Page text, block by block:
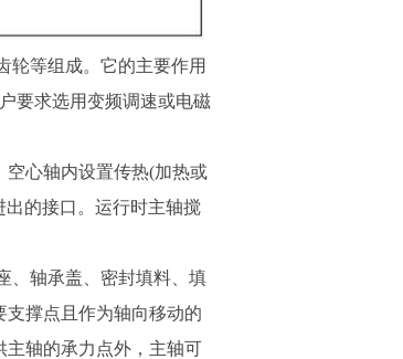
等组成。它的主要作用
要求选用变频调速或电磁
心轴内设置传热(加热或
的接口。运行时主轴搅
、轴承盖、密封填料、填
撑点且作为轴向移动的
主轴的承力点外，主轴可